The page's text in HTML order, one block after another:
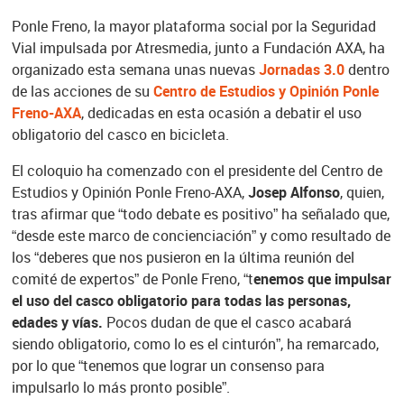
Ponle Freno, la mayor plataforma social por la Seguridad
Vial impulsada por Atresmedia, junto a Fundación AXA, ha
organizado esta semana unas nuevasJornadas 3.0dentro
de las acciones de su Centro de Estudios y Opinión Ponle
Freno-AXA, dedicadas en esta ocasión a debatir el uso
obligatorio del casco en bicicleta.
El coloquio ha comenzado con el presidente del Centro de
Estudios y Opinión Ponle Freno-AXA,Josep Alfonso, quien,
tras afirmar que “todo debate es positivo” ha señalado que,
“desde este marco de concienciación” y como resultado de
los “deberes que nos pusieron en la última reunión del
comité de expertos” de Ponle Freno, “tenemos que impulsar
el uso del casco obligatorio para todas las personas,
edades y vías. Pocos dudan de que el casco acabará
siendo obligatorio, como lo es el cinturón”, ha remarcado,
por lo que “tenemos que lograr un consenso para
impulsarlo lo más pronto posible”.